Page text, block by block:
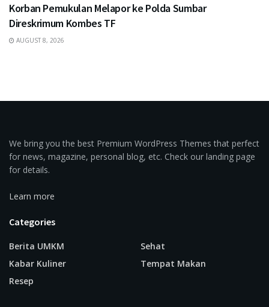
Korban Pemukulan Melapor ke Polda Sumbar
Direskrimum Kombes TF
AUGUST 8, 2026
We bring you the best Premium WordPress Themes that perfect
for news, magazine, personal blog, etc. Check our landing page
for details.
Learn more
Categories
Berita UMKM
Kabar Kuliner
Resep
Sehat
Tempat Makan